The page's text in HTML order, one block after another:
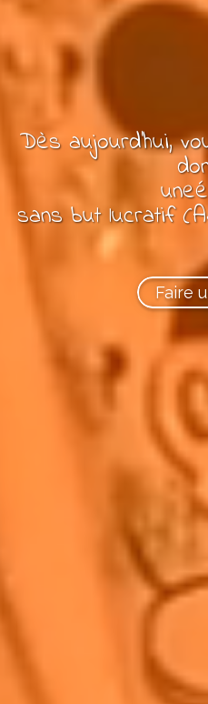
Dès aujourd'hui,
une
sans but lucratif
Faire